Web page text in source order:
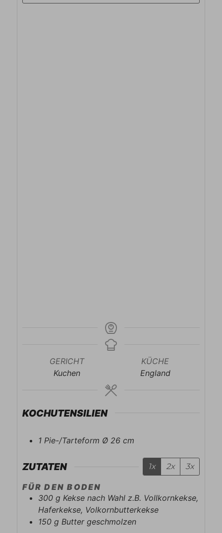
GERICHT
Kuchen
KÜCHE
England
KOCHUTENSILIEN
1 Pie-/Tarteform Ø 26 cm
ZUTATEN 1x 2x 3x
FÜR DEN BODEN
300 g Kekse nach Wahl z.B. Vollkornkekse,
Haferkekse, Volkornbutterkekse
150 g Butter geschmolzen